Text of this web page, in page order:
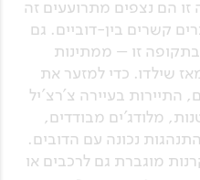
הם נצפים מתרועעים זה
קשרים בין-דוביים. גם
זו – ממתינות
שילדו. כדי למזער את
התיירות בעיירה צ'רצ'יל
מלודג'ים מבודדים,
נכונה עם הדובים.
מוגברת גם לרכבים או